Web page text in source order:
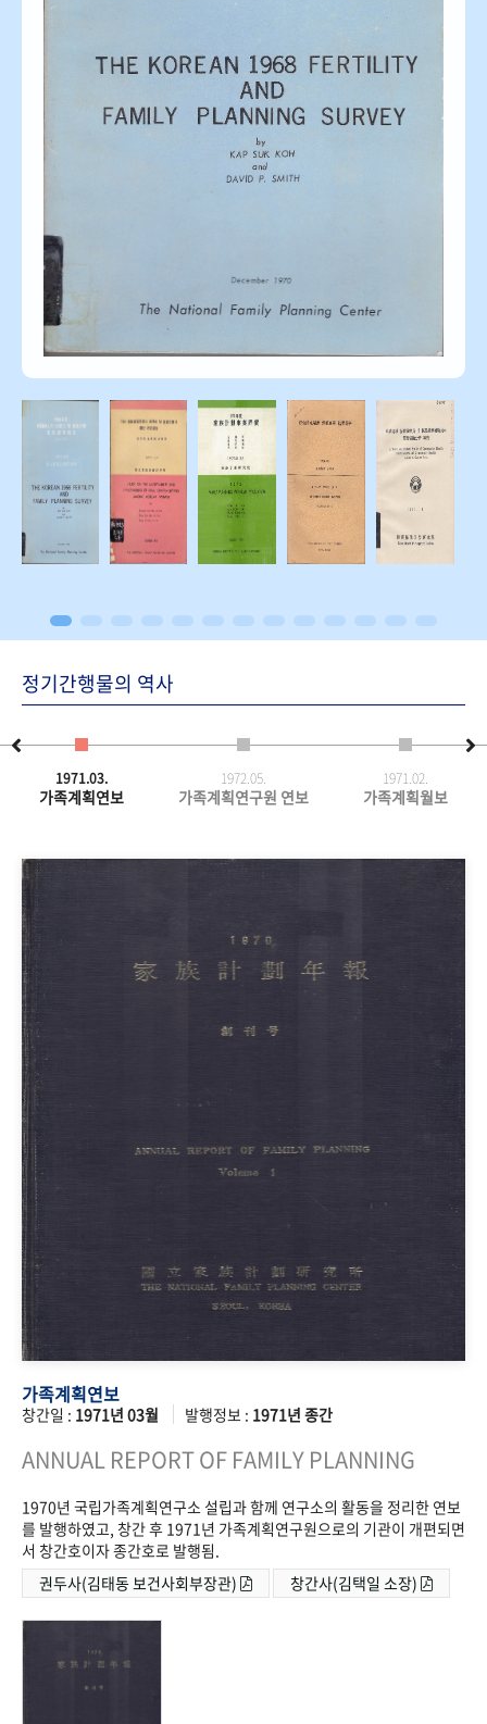
정기간행물의 역사
1971.03.
가족계획연보
1972.05.
가족계획연구원 연보
1971.02.
가족계획월보
가족계획연보
창간일 : 1971년 03월 발행정보 : 1971년 종간
ANNUAL REPORT OF FAMILY PLANNING
1970년 국립가족계획연구소 설립과 함께 연구소의 활동을 정리한 연보
를 발행하였고, 창간 후 1971년 가족계획연구원으로의 기관이 개편되면
서 창간호이자 종간호로 발행됨.
권두사(김태동 보건사회부장관)
창간사(김택일 소장)